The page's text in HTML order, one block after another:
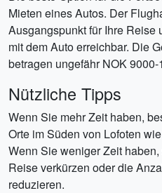
Mieten eines Autos. Der
Ausgangspunkt für Ihre Reise
mit dem Auto erreichbar. Die
betragen ungefähr NOK
Nützliche Tipps
Wenn Sie mehr Zeit haben,
Orte im Süden von Lofoten
Wenn Sie weniger Zeit
Reise verkürzen oder die
reduzieren.